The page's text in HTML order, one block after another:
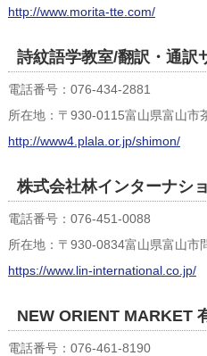
http://www.morita-tte.com/
詩紋語学教室/翻訳・通訳
電話番号：076-434-2881
所在地：〒930-0115富山県富山
http://www4.plala.or.jp/shimon/
株式会社林インターナシ
電話番号：076-451-0088
所在地：〒930-0834富山県富山市
https://www.lin-international.co.jp/
NEW ORIENT MARKET
電話番号：076-461-8190